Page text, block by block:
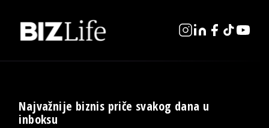
Najvažnije biznis priče svakog dana u
inboksu